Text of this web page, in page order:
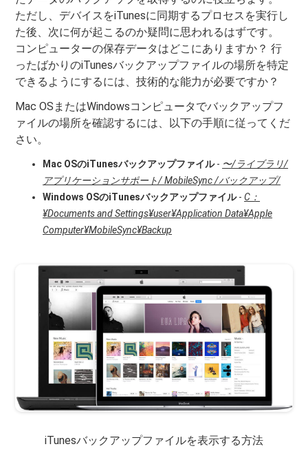
ただし、デバイスをiTunesに同期するプロセスを実行し
た後、次に何が起こるのか疑問に思われるはずです。
コンピューターの保存データはどこにありますか？ 行
ったばかりのiTunesバックアップファイルの場所を特定
できるようにするには、技術的な能力が必要ですか？
Mac OSまたはWindowsコンピュータでバックアップフ
ァイルの場所を確認するには、以下の手順に従ってくだ
さい。
Mac OSのiTunesバックアップファイル- 〜/ライブラリ/
アプリケーションサポート/ MobileSync /バックアップ/
Windows OSのiTunesバックアップファイル-C：
¥Documents and Settings¥user¥Application Data¥Apple
Computer¥MobileSync¥Backup
iTunesバックアップファイルを表示する方法